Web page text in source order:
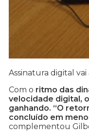
Assinatura digital
Com o ritmo das
velocidade digital,
ganhando. “O
concluído em
complementou